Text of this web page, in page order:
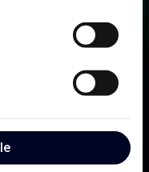
igennem en
flest penge.